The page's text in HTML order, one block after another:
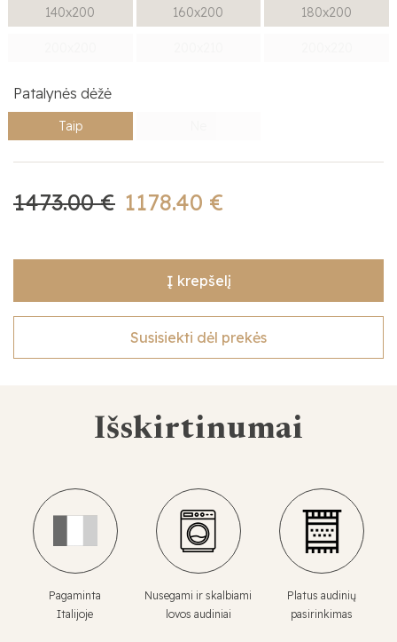
140x200 160x200 180x200
Patalynės dėžė
Taip
1178.40 €
1473.00 €
Į krepšelį
Susisiekti dėl prekės
Išskirtinumai
Pagaminta
Italijoje
Nusegami ir skalbiami
lovos audiniai
Platus audinių
pasirinkimas